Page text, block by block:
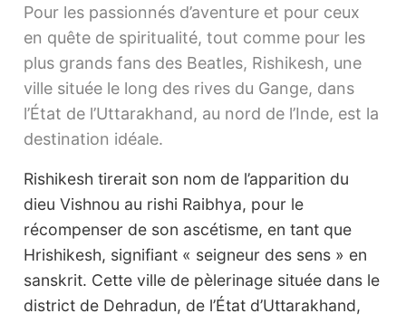
Pour les passionnés d’aventure et pour ceux
en quête de spiritualité, tout comme pour les
plus grands fans des Beatles, Rishikesh, une
ville située le long des rives du Gange, dans
l’État de l’Uttarakhand, au nord de l’Inde, est la
destination idéale.
Rishikesh tirerait son nom de l’apparition du
dieu Vishnou au rishi Raibhya, pour le
récompenser de son ascétisme, en tant que
Hrishikesh, signifiant « seigneur des sens » en
sanskrit. Cette ville de pèlerinage située dans le
district de Dehradun, de l’État d’Uttarakhand,